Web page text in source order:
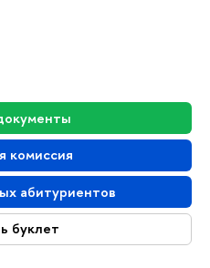
комиссия
абитуриентов
буклет